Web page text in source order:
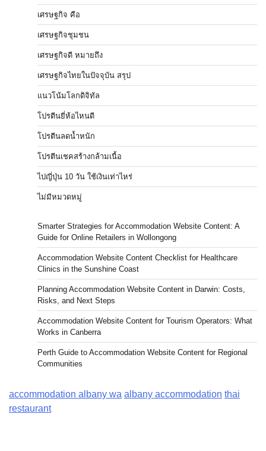
เศรษฐกิจ คือ
เศรษฐกิจชุมชน
เศรษฐกิจดี หมายถึง
เศรษฐกิจไทยในปัจจุบัน สรุป
แนวโน้มโลกดิจิทัล
โปรตีนยี่ห้อไหนดี
โปรตีนลดน้ำหนัก
โปรตีนเชคสร้างกล้ามเนื้อ
ไปญี่ปุ่น 10 วัน ใช้เงินเท่าไหร่
ไม่มีหมวดหมู่
Smarter Strategies for Accommodation Website Content: A
Guide for Online Retailers in Wollongong
Accommodation Website Content Checklist for Healthcare
Clinics in the Sunshine Coast
Planning Accommodation Website Content in Darwin: Costs,
Risks, and Next Steps
Accommodation Website Content for Tourism Operators: What
Works in Canberra
Perth Guide to Accommodation Website Content for Regional
Communities
accommodation albany wa albany accommodation thai
restaurant